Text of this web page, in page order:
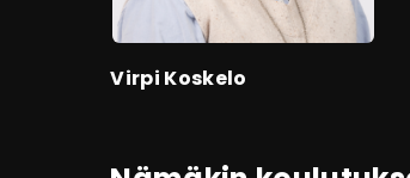
Virpi Koskelo